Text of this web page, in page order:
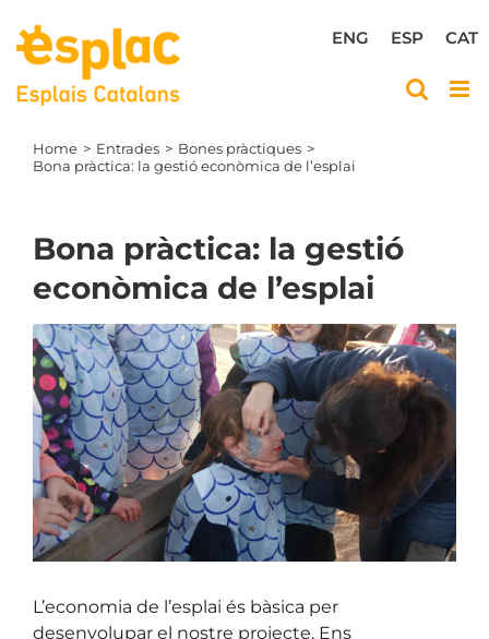
content
CAT
ESP
ENG
Home Entrades
Bones pràctiques
Bona pràctica: la gestió econòmica de l’esplai
Bona pràctica: la gestió
econòmica de l’esplai
View
Larger
Image
L’economia de l’esplai és bàsica per
desenvolupar el nostre projecte. Ens